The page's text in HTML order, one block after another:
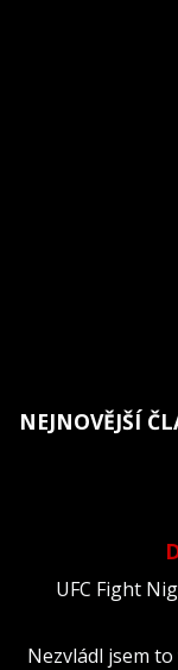
NEJNOVĚJŠÍ
UFC Fight
Nezvládl jsem